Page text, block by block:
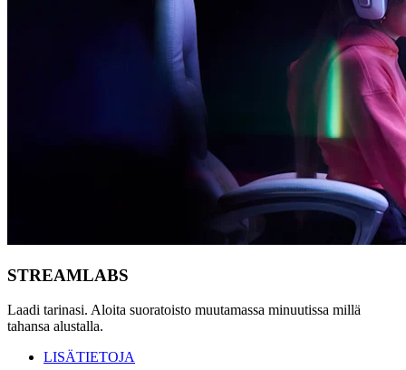
STREAMLABS
Laadi tarinasi. Aloita suoratoisto muutamassa minuutissa millä
tahansa alustalla.
LISÄTIETOJA